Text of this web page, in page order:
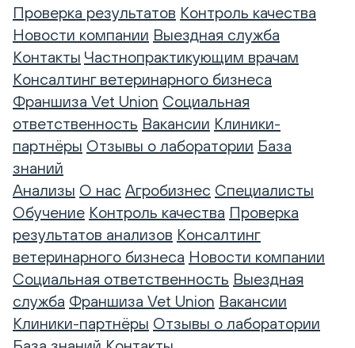
Проверка результатов Контроль качества
Новости компании Выездная служба
Контакты Частнопрактикующим врачам
Консалтинг ветеринарного бизнеса
Франшиза Vet Union Социальная
ответственность Вакансии Клиники-
партнёры Отзывы о лаборатории База
знаний
Анализы О нас Агробизнес Специалисты
Обучение Контроль качества Проверка
результатов анализов Консалтинг
ветеринарного бизнеса Новости компании
Социальная ответственность Выездная
служба Франшиза Vet Union Вакансии
Клиники-партнёры Отзывы о лаборатории